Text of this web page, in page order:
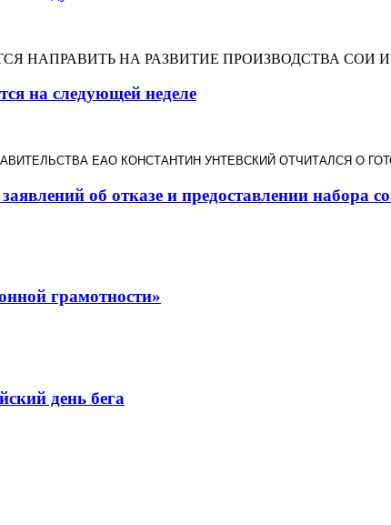
НАПРАВИТЬ НА РАЗВИТИЕ ПРОИЗВОДСТВА СОИ
на следующей неделе
ЕАО КОНСТАНТИН УНТЕВСКИЙ ОТЧИТАЛСЯ О
об отказе и предоставлении набора
грамотности»
день бега